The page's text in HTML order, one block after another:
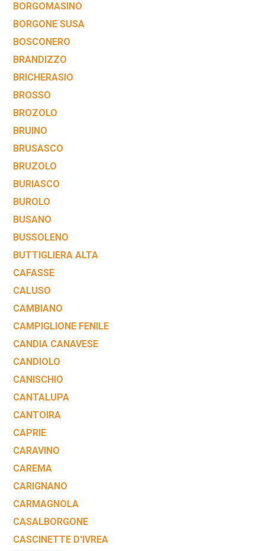
BORGOMASINO
BORGONE SUSA
BOSCONERO
BRANDIZZO
BRICHERASIO
BROSSO
BROZOLO
BRUINO
BRUSASCO
BRUZOLO
BURIASCO
BUROLO
BUSANO
BUSSOLENO
BUTTIGLIERA ALTA
CAFASSE
CALUSO
CAMBIANO
CAMPIGLIONE FENILE
CANDIA CANAVESE
CANDIOLO
CANISCHIO
CANTALUPA
CANTOIRA
CAPRIE
CARAVINO
CAREMA
CARIGNANO
CARMAGNOLA
CASALBORGONE
CASCINETTE D'IVREA